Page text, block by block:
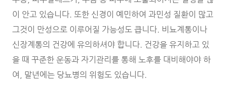
이 안고 있습니다. 또한 신경이 예민하여 과민성 질환이 많고
그것이 만성으로 이루어질 가능성도 큽니다. 비뇨계통이나
신장계통의 건강에 유의하셔야 합니다. 건강을 유지하고 있
을 때 꾸준한 운동과 자기관리를 통해 노후를 대비해야야 하
여, 말년에는 당뇨병의 위험도 있습니다.